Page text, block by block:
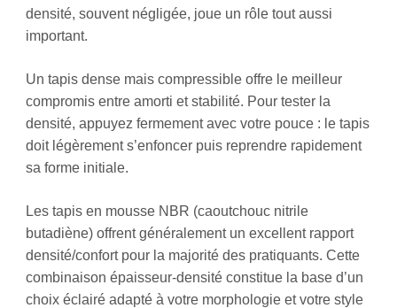
densité, souvent négligée, joue un rôle tout aussi
important.
Un tapis dense mais compressible offre le meilleur
compromis entre amorti et stabilité. Pour tester la
densité, appuyez fermement avec votre pouce : le tapis
doit légèrement s’enfoncer puis reprendre rapidement
sa forme initiale.
Les tapis en mousse NBR (caoutchouc nitrile
butadiène) offrent généralement un excellent rapport
densité/confort pour la majorité des pratiquants. Cette
combinaison épaisseur-densité constitue la base d’un
choix éclairé adapté à votre morphologie et votre style